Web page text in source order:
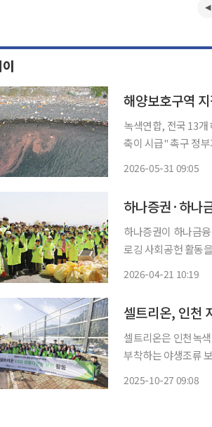
해양보호구역
녹색연합, 전국 13
축이 시급" 촉구 정부가 해양보호구역 지정 확대에 힘을 쏟고 있지만 정작 현장 관리와 제도
2026-05-31 09:05
하나증권·하나
하나증권이 하나금
로깅 사회공헌 활동을 진행했다. 21일 하나증권에 따르면
2026-04-21 10:19
셀트리온, 인천
셀트리온은 인천녹
부착하는 야생조류 보호 활동을
2025-10-27 09:08